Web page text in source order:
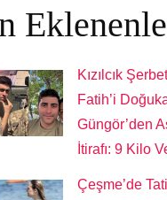
Kızılcık
Fatih’i
Güngör’den
İtirafı: 9 Kilo
Çeşme’de Tatil